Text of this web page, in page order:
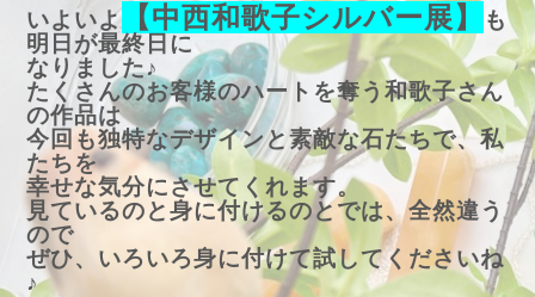
いよいよ 【中西和歌子シルバー展】
も
明日が最終日に
なりました♪
たくさんのお客様のハートを奪う和歌子さん
の作品は
今回も独特なデザインと素敵な石たちで、私
たちを
幸せな気分にさせてくれます。
見ているのと身に付けるのとでは、全然違う
ので
ぜひ、いろいろ身に付けて試してくださいね
♪